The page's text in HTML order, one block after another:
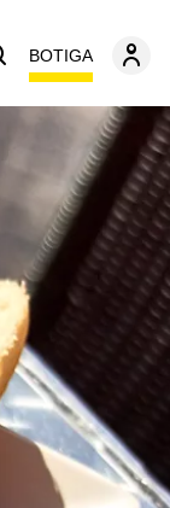
BOTIGA